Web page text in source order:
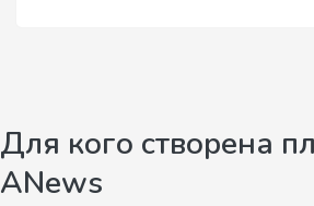
Для кого створена
ANews